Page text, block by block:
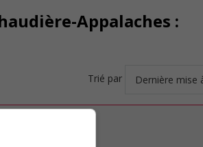
Appalaches :
Trié par
aucun résultat.